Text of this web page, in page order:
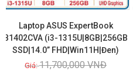
Xem chi tiết
Laptop ASUS ExpertBook
B1402CVA (i3-1315U|8GB|256GB
SSD|14.0” FHD|Win11H|Đen)
11,700,000VNĐ